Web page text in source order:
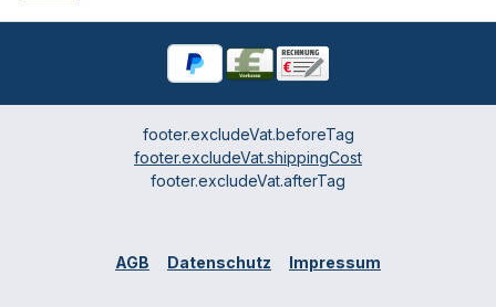
footer.excludeVat.beforeTag
footer.excludeVat.shippingCost
footer.excludeVat.afterTag
AGB Datenschutz Impressum